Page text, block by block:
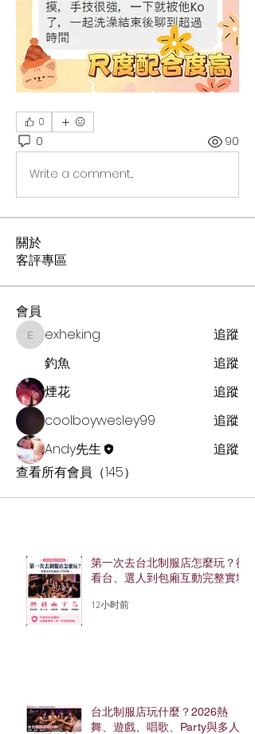
0
0 90
Write a comment...
關於
客評專區
會員
exheking
exheking
追蹤
釣魚
追蹤
煙花
追蹤
coolboywesley99
追蹤
Andy先生
追蹤
查看所有會員（145）
第一次去台北制服店怎麼玩？從
看台、選人到包廂互動完整實境
12小时前
台北制服店玩什麼？2026熱
舞、遊戲、唱歌、Party與多人